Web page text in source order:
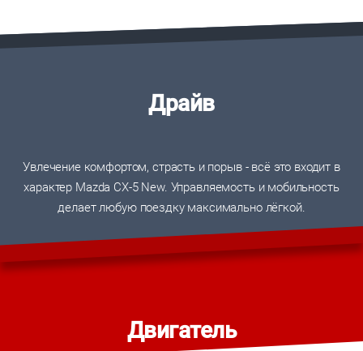
Драйв
Увлечение комфортом, страсть и порыв - всё это входит в
характер Mazda CX-5 New. Управляемость и мобильность
делает любую поездку максимально лёгкой.
Двигатель